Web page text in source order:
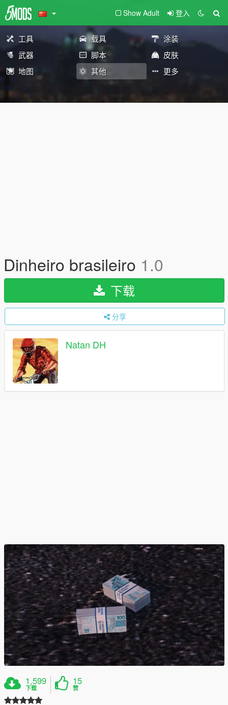
Show Adult 登入
工具 载具
涂装
武器
脚本
皮肤
地图
其他 更多
Dinheiro brasileiro 1.0
下载
分享
Natan DH
1,599
下载
15
赞